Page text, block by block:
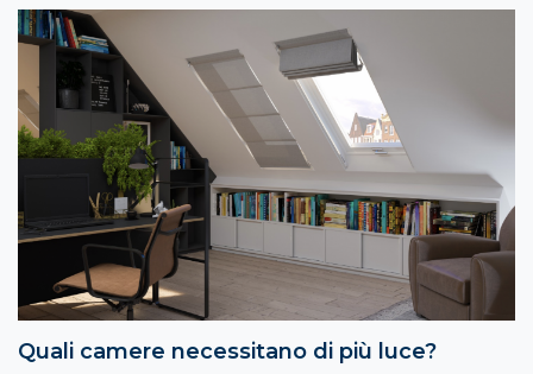
Quali camere necessitano di più luce?